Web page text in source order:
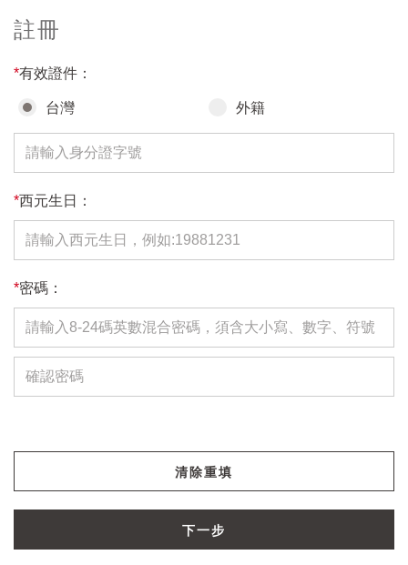
註冊
*有效證件：
台灣 外籍
*西元生日：
*密碼：